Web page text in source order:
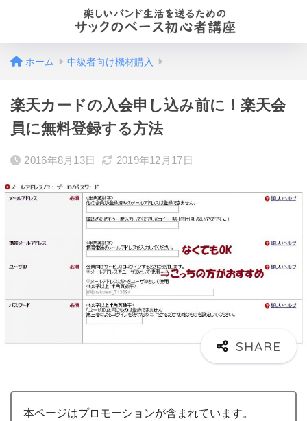
ホーム 中級者向け機材購入
楽天カードの入会申し込み前に！楽天会
員に無料登録する方法
2016年8月13日 2019年12月17日
本ページはプロモーションが含まれています。